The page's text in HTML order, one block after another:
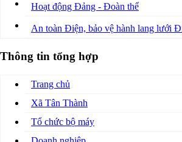
Hoạt động Đảng - Đoàn thể
An toàn Điện, bảo vệ hành lang lưới
Thông tin tổng hợp
Trang chủ
Xã Tân Thành
Tổ chức bộ máy